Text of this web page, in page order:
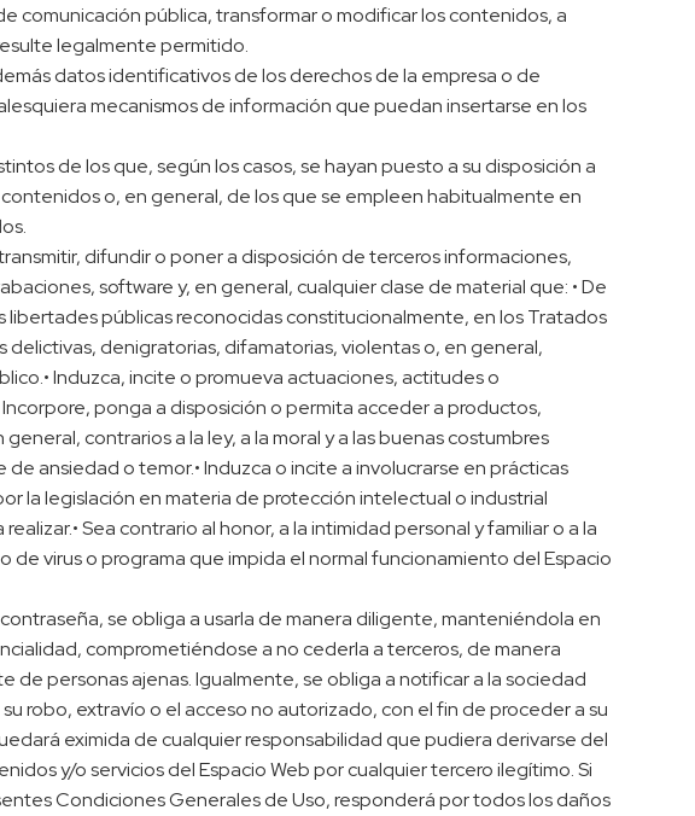
comunicación pública, transformar o modificar los contenidos, a
legalmente permitido.
datos identificativos de los derechos de la empresa o de
mecanismos de información que puedan insertarse en los
de los que, según los casos, se hayan puesto a su disposición a
o, en general, de los que se empleen habitualmente en
difundir o poner a disposición de terceros informaciones,
software y, en general, cualquier clase de material que: • De
públicas reconocidas constitucionalmente, en los Tratados
denigratorias, difamatorias, violentas o, en general,
Induzca, incite o promueva actuaciones, actitudes o
ponga a disposición o permita acceder a productos,
contrarios a la ley, a la moral y a las buenas costumbres
ansiedad o temor.• Induzca o incite a involucrarse en prácticas
la legislación en materia de protección intelectual o industrial
Sea contrario al honor, a la intimidad personal y familiar o a la
de virus o programa que impida el normal funcionamiento del Espacio
se obliga a usarla de manera diligente, manteniéndola en
comprometiéndose a no cederla a terceros, de manera
personas ajenas. Igualmente, se obliga a notificar a la sociedad
robo, extravío o el acceso no autorizado, con el fin de proceder a su
eximida de cualquier responsabilidad que pudiera derivarse del
y/o servicios del Espacio Web por cualquier tercero ilegítimo. Si
Condiciones Generales de Uso, responderá por todos los daños